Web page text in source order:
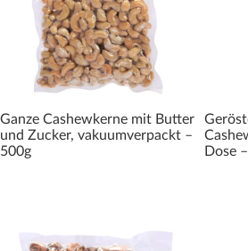
Ganze Cashewkerne mit Butter
und Zucker, vakuumverpackt –
500g
Dose